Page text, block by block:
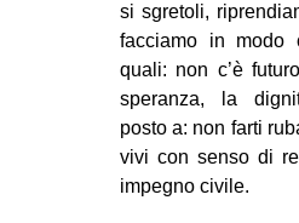
EVENTI
in
si sgretoli,
facciamo in modo
quali: non c’è
speranza, la
posto a: non farti
vivi con senso di
impegno civile.